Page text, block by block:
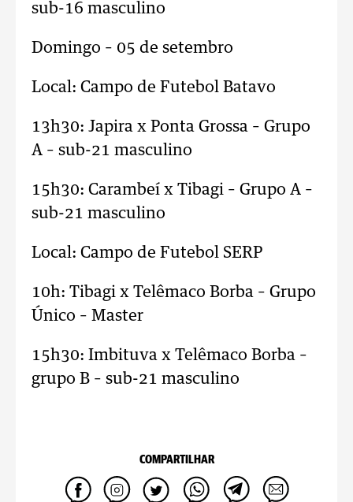
sub-16 masculino
Domingo – 05 de setembro
Local: Campo de Futebol Batavo
13h30: Japira x Ponta Grossa – Grupo
A – sub-21 masculino
15h30: Carambeí x Tibagi – Grupo A –
sub-21 masculino
Local: Campo de Futebol SERP
10h: Tibagi x Telêmaco Borba – Grupo
Único – Master
15h30: Imbituva x Telêmaco Borba –
grupo B – sub-21 masculino
COMPARTILHAR